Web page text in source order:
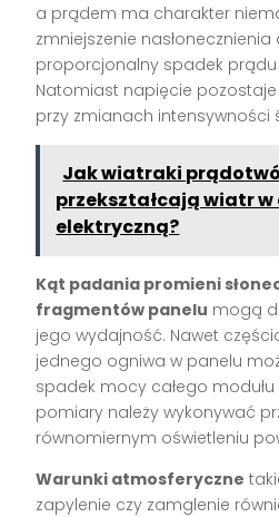
a prądem ma charakter
zmniejszenie
proporcjonalny spadek prądu
Natomiast napięcie
przy zmianach intensywności
Jak wiatraki
przekształcają wiatr w
elektryczną?
Kąt padania promieni
fragmentów panelu mogą
jego wydajność. Nawet
jednego ogniwa w panelu
spadek mocy całego
pomiary należy wykonywać
równomiernym oświetleniu
Warunki atmosferyczne
zapylenie czy zamglenie